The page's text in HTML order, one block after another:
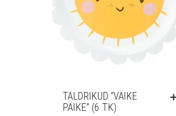
TALDRIKUD “VÄIKE
PÄIKE” (6 TK)